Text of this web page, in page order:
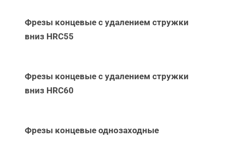
Фрезы концевые с удалением стружки
вниз НRC55
Фрезы концевые с удалением стружки
вниз НRC60
Фрезы концевые однозаходные